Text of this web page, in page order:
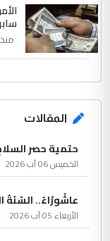
منذ 16 ساعة
المقالات
حتمية حصر
الخميس 06 آب 2026
عاشُورْاءُ.. السّنَةُ
الأربعاء 05 آب 2026